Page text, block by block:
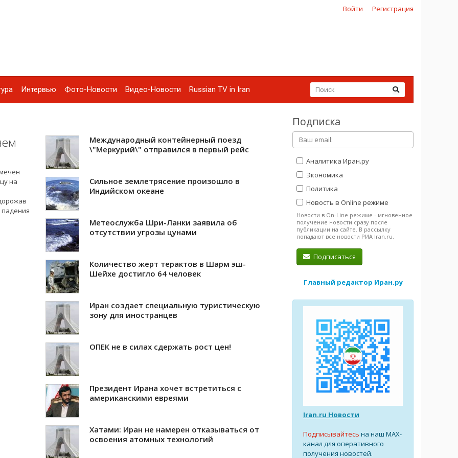
Войти Регистрация
Интервью Фото-Новости Видео-Новости Russian TV in Iran
на
Международный контейнерный поезд
\"Меркурий\" отправился в первый рейс
Сильное землетрясение произошло в
Индийском океане
Метеослужба Шри-Ланки заявила об
отсутствии угрозы цунами
Количество жерт терактов в Шарм эш-
Шейхе достигло 64 человек
Иран создает специальную туристическую
зону для иностранцев
ОПЕК не в силах сдержать рост цен!
Президент Ирана хочет встретиться с
американскими евреями
Хатами: Иран не намерен отказываться от
освоения атомных технологий
Подписка
Аналитика Иран.ру
Экономика
Политика
Новость в Online режиме
Новости в On-Line режиме - мгновенное
получение новости сразу после
публикации на сайте. В рассылку
попадают все новости РИА Iran.ru.
Подписаться
Главный редактор Иран.ру
Iran.ru Новости
Подписывайтесь на наш MAX-
канал для оперативного
получения новостей.